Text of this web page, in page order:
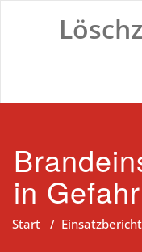
in Gefahr
Start / Einsatzbericht